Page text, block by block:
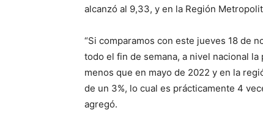
alcanzó al 9,33, y en la Región
“Si comparamos con este jueves 18 de
todo el fin de semana, a nivel nacional
menos que en mayo de 2022 y en la
de un 3%, lo cual es prácticamente 4
agregó.